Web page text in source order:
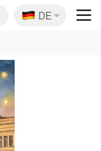
🇩🇪
DE